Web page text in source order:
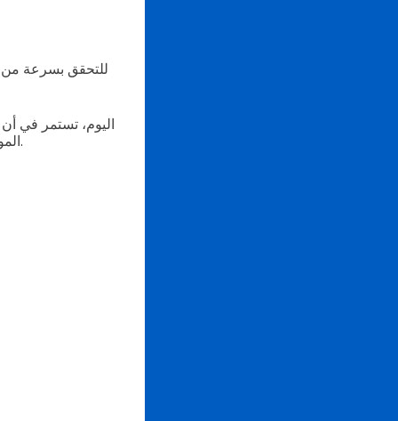
اليوم، تستمر في
الموثوقة للحكومات والوكالات ومنظمات الصحة إنشاء رموز الاستجابة السريعة الشرعية للقاحات.